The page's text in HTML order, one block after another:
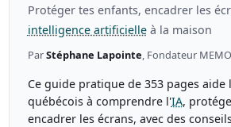
Protéger tes enfants, encadrer les
intelligence artificielleà la maison
ParStéphane Lapointe, Fondateur
Ce guide pratique de 353 pages aide
québécois à comprendre l'IA,
encadrer les écrans, avec des